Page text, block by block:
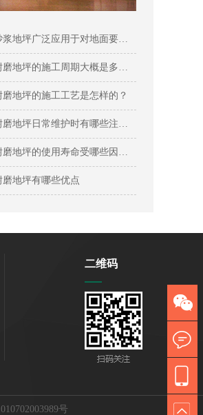
聚氨酯砂浆地坪广泛应用于对地面要求较高的···
金刚砂耐磨地坪的施工周期大概是多久？
地坪的施工工艺是怎样的？
金刚砂耐磨地坪日常维护时有哪些注意事项？
金刚砂耐磨地坪的使用寿命受哪些因素影响？
磨地坪有哪些优点
二维码
号